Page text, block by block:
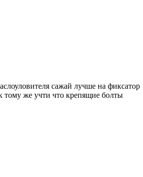
сажай лучше на фиксатор
тому же учти что крепящие болты